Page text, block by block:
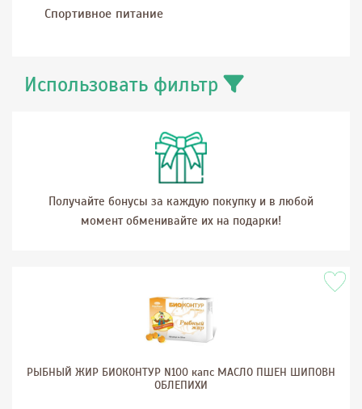
Спортивное питание
Использовать фильтр
Получайте бонусы за каждую покупку и в любой
момент обменивайте их на подарки!
РЫБНЫЙ ЖИР БИОКОНТУР N100 капс МАСЛО ПШЕН ШИПОВН
ОБЛЕПИХИ